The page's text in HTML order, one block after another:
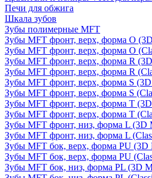
Печи для обжига
Шкала зубов
Зубы полимерные MFT
Зубы MFT фронт, верх, форма O
Зубы MFT фронт, верх, форма O
Зубы MFT фронт, верх, форма R
Зубы MFT фронт, верх, форма R
Зубы MFT фронт, верх, форма S
Зубы MFT фронт, верх, форма S
Зубы MFT фронт, верх, форма T
Зубы MFT фронт, верх, форма T
Зубы MFT фронт, низ, форма L (3D
Зубы MFT фронт, низ, форма L
Зубы MFT бок, верх, форма PU (3D
Зубы MFT бок, верх, форма PU
Зубы MFT бок, низ, форма PL (3D